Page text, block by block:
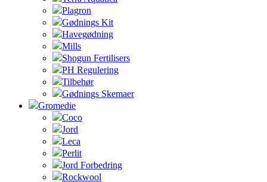
Plagron
Gødnings Kit
Havegødning
Mills
Shogun Fertilisers
PH Regulering
Tilbehør
Gødnings Skemaer
Gromedie
Coco
Jord
Leca
Perlit
Jord Forbedring
Rockwool